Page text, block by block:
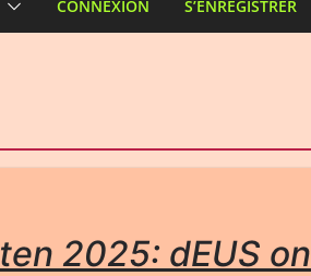
CONNEXION S’ENREGISTRER
2025: dEUS on